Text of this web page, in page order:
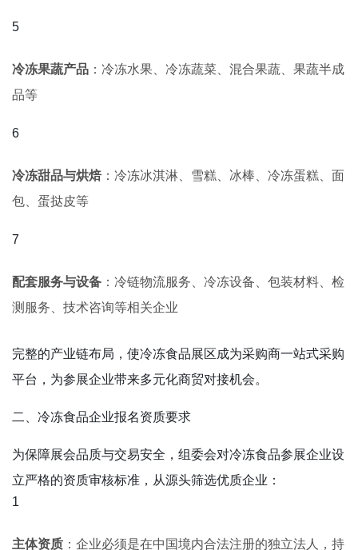
冷冻果蔬产品 ：冷冻水果、冷冻蔬菜、混合果蔬、果蔬半成
品等
冷冻甜品与烘焙 ：冷冻冰淇淋、雪糕、冰棒、冷冻蛋糕、面
包、蛋挞皮等
配套服务与设备 ：冷链物流服务、冷冻设备、包装材料、检
测服务、技术咨询等相关企业
完整的产业链布局，使冷冻食品展区成为采购商一站式采购
平台，为参展企业带来多元化商贸对接机会。
二、冷冻食品企业报名资质要求
为保障展会品质与交易安全，组委会对冷冻食品参展企业设
立严格的资质审核标准，从源头筛选优质企业：
主体资质 ：企业必须是在中国境内合法注册的独立法人，持